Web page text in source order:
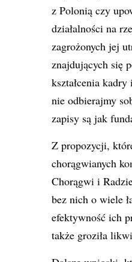
z Polonią czy
działalności na
zagrożonych jej
znajdujących się
kształcenia
nie odbierajmy
zapisy są jak
Z propozycji,
chorągwianych
Chorągwi i
bez nich o wiele
efektywność ich
także groziła